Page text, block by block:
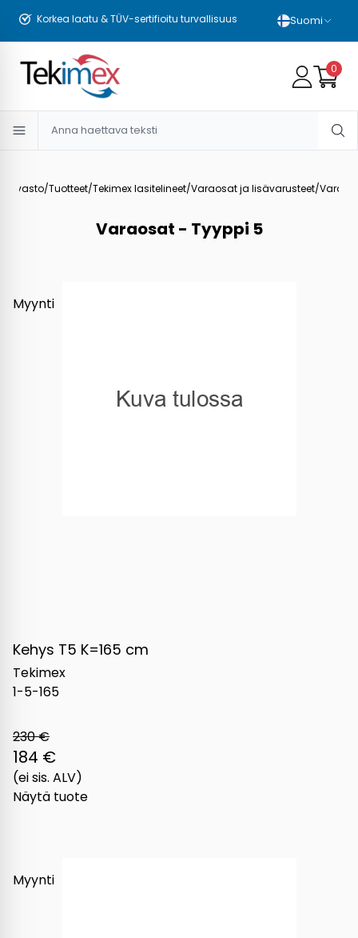
Korkea laatu & TÜV-sertifioitu turvallisuus Suomi
0
/Tuotteet/Tekimex lasitelineet/Varaosat ja lisävarusteet/
Varaosat - Tyyppi 5
Myynti
Kehys T5 K=165 cm
Tekimex
1-5-165
230 €
184 €
(ei sis. ALV)
Näytä tuote
Myynti